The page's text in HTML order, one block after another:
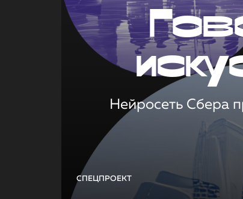
СПЕЦПРОЕКТ
Нейросеть Сбера